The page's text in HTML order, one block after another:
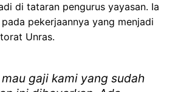
di tataran pengurus yayasan. Ia
pekerjaannya yang menjadi
Unras.
mau gaji kami yang sudah